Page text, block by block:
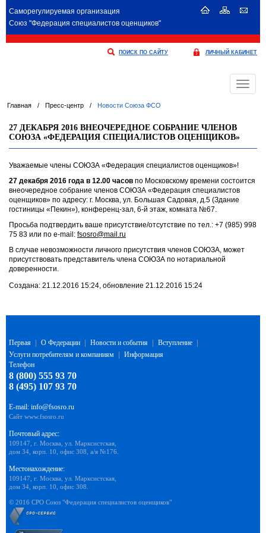
Саморегулируемая организация
Союз "Федерация специалистов оценщиков"
ПОИСК ПО САЙТУ ЛИЧНЫЙ КАБИНЕТ
Меню
Главная / Пресс-центр / Новости Союза ФСО
27 ДЕКАБРЯ 2016 ВНЕОЧЕРЕДНОЕ СОБРАНИЕ ЧЛЕНОВ
СОЮЗА «ФЕДЕРАЦИЯ СПЕЦИАЛИСТОВ ОЦЕНЩИКОВ»
Уважаемые члены СОЮЗА «Федерация специалистов оценщиков»!
27 декабря 2016 года в 12.00 часов по Московскому времени состоится
внеочередное собрание членов СОЮЗА «Федерация специалистов
оценщиков» по адресу: г. Москва, ул. Большая Садовая, д.5 (Здание
гостиницы «Пекин»), конференц-зал, 6-й этаж, комната №67.
Просьба подтвердить ваше присутствие/отсутствие по тел.: +7 (985) 998
75 83 или по e-mail: fsosro@mail.ru
В случае невозможности личного присутствия членов СОЮЗА, может
присутствовать представитель члена СОЮЗА по нотариальной
доверенности.
Создана: 21.12.2016 15:24, обновление 21.12.2016 15:24
Первая О Федерации Новости и события Вступление
Услуги потребителям и компаниям
Информация
Телефон
8 (800) 555 93 70
8 (495) 107 93 70
E-mail: info@fsosro.ru
Сайт www.fsosro.ru
Почтовый адрес:
109147, г. Москва, ул. Марксистская,
дом 34, корп. 10, офис 308, а/я №176.
Местонахождение:
109147, г. Москва, ул. Марксистская,
дом 34, корп. 10, офис 308.
© 2016 СРО Союз "Федерация специалистов оценщиков"